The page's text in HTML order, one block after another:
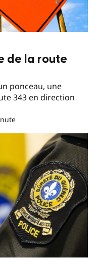
de la route
ponceau, une
343 en direction